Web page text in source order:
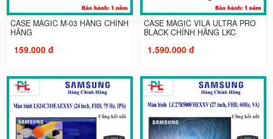
CASE MAGIC M-03 HÀNG CHÍNH
HÃNG
159.000 đ
CASE MAGIC VILA ULTRA PRO
BLACK CHÍNH HÃNG LKC
1.590.000 đ